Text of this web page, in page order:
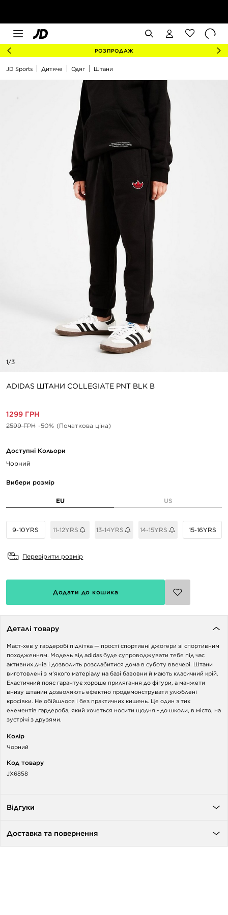
РОЗПРОДАЖ
JD Sports Дитяче Одяг Штани
1/3
ADIDAS ШТАНИ COLLEGIATE PNT BLK B
1299 ГРН
2599 ГРН -50% (Початкова ціна)
Доступні Кольори
Чорний
Вибери розмір
EU US
9-10YRS 11-12YRS 13-14YRS 14-15YRS 15-16YRS
Перевірити розмір
Додати до кошика
Деталі товару
Маст-хев у гардеробі підлітка — прості спортивні джогери зі спортивним
походженням. Модель від adidas буде супроводжувати тебе під час
активних днів і дозволить розслабитися дома в суботу ввечері. Штани
виготовлені з м'якого матеріалу на базі бавовни й мають класичний крій.
Еластичний пояс гарантує хороше прилягання до фігури, а манжети
внизу штанин дозволяють ефектно продемонструвати улюблені
кросівки. Не обійшлося і без практичних кишень. Це один з тих
елементів гардероба, який хочеться носити щодня - до школи, в місто, на
зустрічі з друзями.
Колір
Чорний
Код товару
JX6858
Відгуки
Доставка та повернення